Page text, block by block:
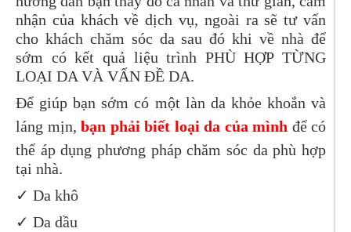
nhận của khách về dịch vụ, ngoài ra sẽ tư vấn
cho khách chăm sóc da sau đó khi về nhà để
sớm có kết quả liệu trình PHÙ HỢP TỪNG
LOẠI DA VÀ VẤN ĐỀ DA.
Để giúp bạn sớm có một làn da khỏe khoắn và
láng mịn, bạn phải biết loại da của mình để có
thể áp dụng phương pháp chăm sóc da phù hợp
tại nhà.
✓ Da khô
✓ Da dầu